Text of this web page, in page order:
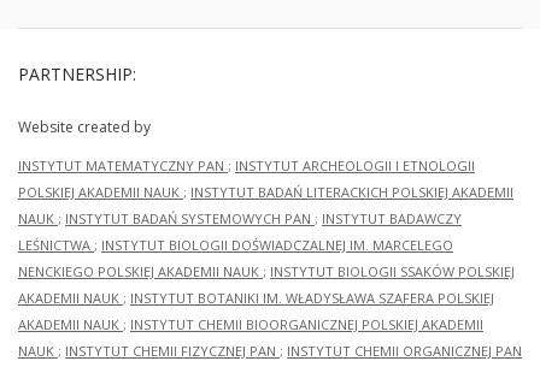
PARTNERSHIP:
Website created by
INSTYTUT MATEMATYCZNY PAN ; INSTYTUT ARCHEOLOGII I ETNOLOGII
POLSKIEJ AKADEMII NAUK ; INSTYTUT BADAŃ LITERACKICH POLSKIEJ AKADEMII
NAUK ; INSTYTUT BADAŃ SYSTEMOWYCH PAN ; INSTYTUT BADAWCZY
LEŚNICTWA ; INSTYTUT BIOLOGII DOŚWIADCZALNEJ IM. MARCELEGO
NENCKIEGO POLSKIEJ AKADEMII NAUK ; INSTYTUT BIOLOGII SSAKÓW POLSKIEJ
AKADEMII NAUK ; INSTYTUT BOTANIKI IM. WŁADYSŁAWA SZAFERA POLSKIEJ
AKADEMII NAUK ; INSTYTUT CHEMII BIOORGANICZNEJ POLSKIEJ AKADEMII
NAUK ; INSTYTUT CHEMII FIZYCZNEJ PAN ; INSTYTUT CHEMII ORGANICZNEJ PAN